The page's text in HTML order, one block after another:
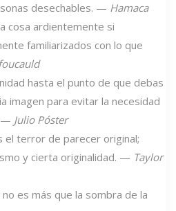
desechables. — Hamaca
cosa ardientemente si
familiarizados con lo que
hasta el punto de que debas
imagen para evitar la necesidad
— Julio Póster
el terror de parecer original;
y cierta originalidad. — Taylor
es más que la sombra de la